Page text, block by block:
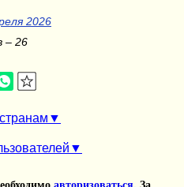
2026
– 26